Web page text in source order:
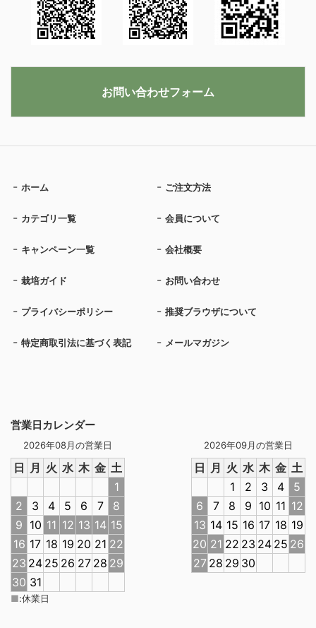
営業日カレンダー
2026年08月の営業日
日 月 火 水 木 金 土
1
2
3 4 5 6 7
8
9 10 11 12 13 14 15
16 17 18 19 20 21 22
23 24 25 26 27 28 29
30 31
2026年09月の営業日
日 月 火 水 木 金 土
1
2 3 4
5
6
7 8 9 10 11 12
13 14 15 16 17 18 19
20 21 22 23 24 25 26
27 28 29 30
■:休業日
ホーム ご注文方法
カテゴリ一覧 会員について
キャンペーン一覧 会社概要
栽培ガイド お問い合わせ
プライバシーポリシー 推奨ブラウザについて
特定商取引法に基づく表記 メールマガジン
お問い合わせフォーム